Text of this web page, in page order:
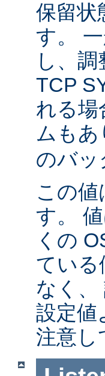
保留状
す。
し、
TCP
れる場
ムもあ
のバッ
この
す。
くの
ている
なく、
設定値
注意し